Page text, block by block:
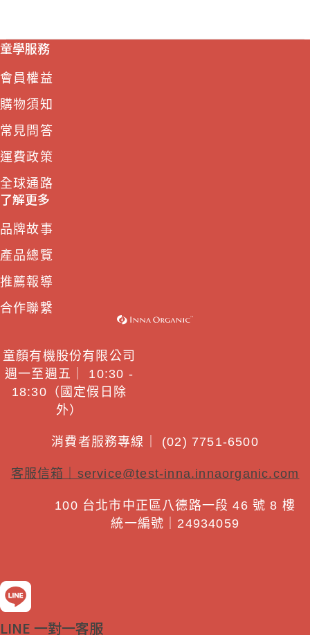
童學服務
會員權益
購物須知
常見問答
運費政策
全球通路
了解更多
品牌故事
產品總覽
推薦報導
合作聯繫
童顏有機股份有限公司
週一至週五｜ 10:30 -
18:30（國定假日除
外）
消費者服務專線｜ (02) 7751-6500
客服信箱｜ service@test-inna.innaorganic.com
100 台北市中正區八德路一段 46 號 8 樓
統一編號｜24934059
LINE 一對一客服